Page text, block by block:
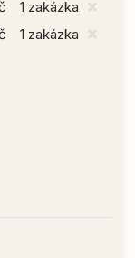
1 zakázka
1 zakázka